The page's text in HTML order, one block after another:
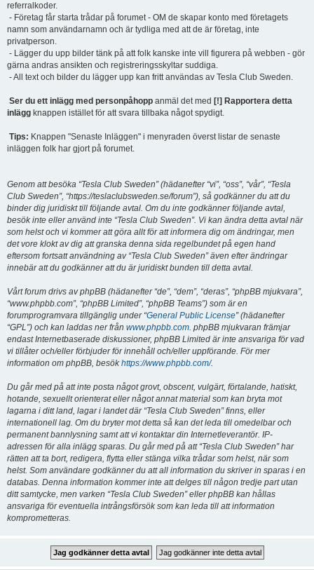
referralkoder.
- Företag får starta trådar på forumet - OM de skapar konto med företagets
namn som användarnamn och är tydliga med att de är företag, inte
privatperson.
- Lägger du upp bilder tänk på att folk kanske inte vill figurera på webben - gör
gärna andras ansikten och registreringsskyltar suddiga.
- All text och bilder du lägger upp kan fritt användas av Tesla Club Sweden.
Ser du ett inlägg med personpåhopp anmäl det med [!] Rapportera detta
inlägg knappen istället för att svara tillbaka något spydigt.
Tips: Knappen "Senaste Inläggen" i menyraden överst listar de senaste
inläggen folk har gjort på forumet.
Genom att besöka “Tesla Club Sweden” (hädanefter “vi”, “oss”, “vår”, “Tesla
Club Sweden”, “https://teslaclubsweden.se/forum”), så godkänner du att du
binder dig juridiskt till följande avtal. Om du inte godkänner följande avtal,
besök inte eller använd inte “Tesla Club Sweden”. Vi kan ändra detta avtal när
som helst och vi kommer att göra allt för att informera dig om ändringar, men
det vore klokt av dig att granska denna sida regelbundet på egen hand
eftersom fortsatt användning av “Tesla Club Sweden” även efter ändringar
innebär att du godkänner att du är juridiskt bunden till detta avtal.
Vårt forum drivs av phpBB (hädanefter “de”, “dem”, “deras”, “phpBB mjukvara”,
“www.phpbb.com”, “phpBB Limited”, “phpBB Teams”) som är en
forumprogramvara tillgänglig under “General Public License” (hädanefter
“GPL”) och kan laddas ner från www.phpbb.com. phpBB mjukvaran främjar
endast Internetbaserade diskussioner, phpBB Limited är inte ansvariga för vad
vi tillåter och/eller förbjuder för innehåll och/eller uppförande. För mer
information om phpBB, besökhttps://www.phpbb.com/.
Du går med på att inte posta något grovt, obscent, vulgärt, förtalande, hatiskt,
hotande, sexuellt orienterat eller något annat material som kan bryta mot
lagarna i ditt land, lagar i landet där “Tesla Club Sweden” finns, eller
internationell lag. Om du bryter mot detta så kan det leda till omedelbar och
permanent bannlysning samt att vi kontaktar din Internetleverantör. IP-
adressen för alla inlägg sparas. Du går med på att “Tesla Club Sweden” har
rätten att ta bort, redigera, flytta eller stänga vilka trådar som helst, när som
helst. Som användare godkänner du att all information du skriver in sparas i en
databas. Denna information kommer inte att delges till någon tredje part utan
ditt samtycke, men varken “Tesla Club Sweden” eller phpBB kan hållas
ansvariga för eventuella intrångsförsök som kan leda till att information
komprometteras.